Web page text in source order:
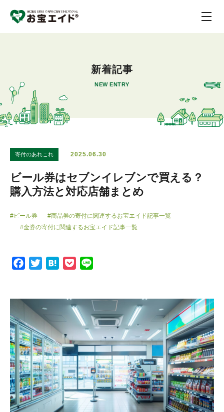
新着記事
NEW ENTRY
寄付のあれこれ 2025.06.30
ビール券はセブンイレブンで買える？
購入方法と対応店舗まとめ
#ビール券
#商品券の寄付に関連するお宝エイド記事一覧
#金券の寄付に関連するお宝エイド記事一覧
o
o
k
e
r
e
t
e